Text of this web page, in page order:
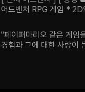
어드벤처 RPG 게임 *
입력에 따른 메리트를 통
"페이퍼마리오 같은 게임
경험과 그에 대한 사랑이